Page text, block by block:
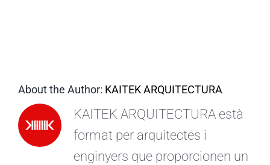
About the Author: KAITEK ARQUITECTURA
KAITEK ARQUITECTURA està
format per arquitectes i
enginyers que proporcionen un